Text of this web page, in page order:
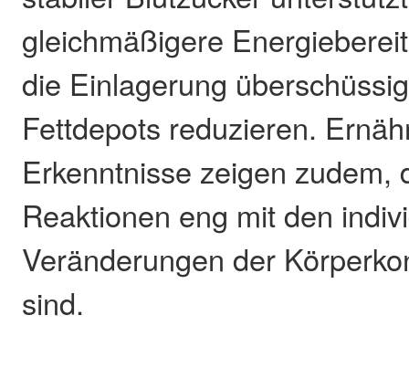
gleichmäßigere
die Einlagerung
Fettdepots reduzieren.
Erkenntnisse zeigen zudem,
Reaktionen eng mit den
Veränderungen der
sind.